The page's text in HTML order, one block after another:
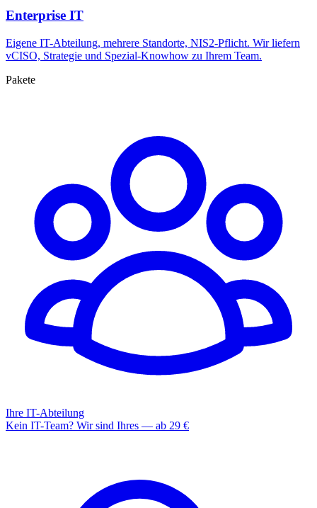
Enterprise IT
Eigene IT-Abteilung, mehrere Standorte, NIS2-Pflicht. Wir liefern
vCISO, Strategie und Spezial-Knowhow zu Ihrem Team.
Pakete
Ihre IT-Abteilung
Kein IT-Team? Wir sind Ihres — ab 29 €